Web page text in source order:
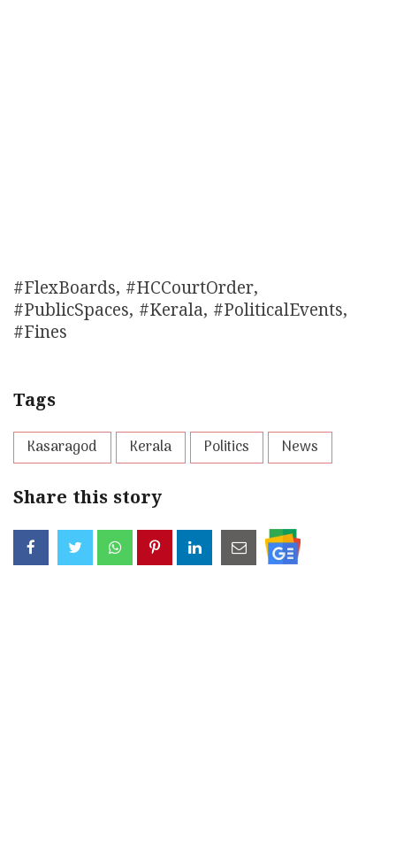
#FlexBoards, #HCCourtOrder,
#PublicSpaces, #Kerala, #PoliticalEvents,
#Fines
Tags
Kasaragod Kerala Politics News
Share this story